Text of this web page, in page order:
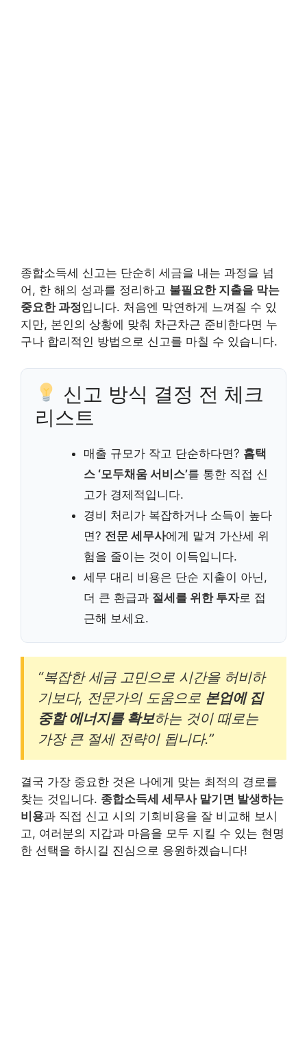
종합소득세 신고는 단순히 세금을 내는 과정을 넘
어, 한 해의 성과를 정리하고 불필요한 지출을 막는
중요한 과정입니다. 처음엔 막연하게 느껴질 수 있
지만, 본인의 상황에 맞춰 차근차근 준비한다면 누
구나 합리적인 방법으로 신고를 마칠 수 있습니다.
신고 방식 결정 전 체크
리스트
매출 규모가 작고 단순하다면? 홈택
스 ‘모두채움 서비스’를 통한 직접 신
고가 경제적입니다.
경비 처리가 복잡하거나 소득이 높다
면? 전문 세무사에게 맡겨 가산세 위
험을 줄이는 것이 이득입니다.
세무 대리 비용은 단순 지출이 아닌,
더 큰 환급과 절세를 위한 투자로 접
근해 보세요.
“복잡한 세금 고민으로 시간을 허비하
기보다, 전문가의 도움으로 본업에 집
중할 에너지를 확보하는 것이 때로는
가장 큰 절세 전략이 됩니다.”
결국 가장 중요한 것은 나에게 맞는 최적의 경로를
찾는 것입니다. 종합소득세 세무사 맡기면 발생하는
비용과 직접 신고 시의 기회비용을 잘 비교해 보시
고, 여러분의 지갑과 마음을 모두 지킬 수 있는 현명
한 선택을 하시길 진심으로 응원하겠습니다!